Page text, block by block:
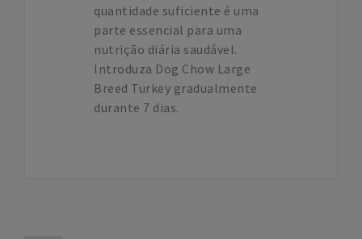
quantidade suficiente é uma
parte essencial para uma
nutrição diária saudável.
Introduza Dog Chow Large
Breed Turkey gradualmente
durante 7 dias.